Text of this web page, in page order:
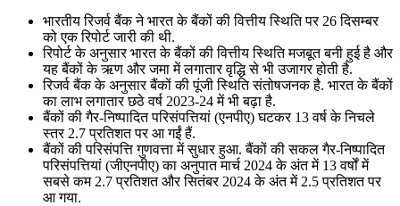
📝 डेली करेंट अफेयर्स: 19-21 जुलाई 2026
July 19, 2026
📝 डेली करेंट अफेयर्स: 16-18 जुलाई 2026
July 16, 2026
📝 डेली करेंट अफेयर्स: 13-15 जुलाई 2026
भारतीय रिजर्व बैंक ने भारत के बैंकों की वित्तीय स्थिति पर 26 दिसम्बर
को एक रिपोर्ट जारी की थी.
रिपोर्ट के अनुसार भारत के बैंकों की वित्तीय स्थिति मजबूत बनी हुई है और
यह बैंकों के ऋण और जमा में लगातार वृद्धि से भी उजागर होती है.
रिजर्व बैंक के अनुसार बैंकों की पूंजी स्थिति संतोषजनक है. भारत के बैंकों
का लाभ लगातार छठे वर्ष 2023-24 में भी बढ़ा है.
बैंकों की गैर-निष्पादित परिसंपत्तियां (एनपीए) घटकर 13 वर्ष के निचले
स्तर 2.7 प्रतिशत पर आ गईं हैं.
बैंकों की परिसंपत्ति गुणवत्ता में सुधार हुआ. बैंकों की सकल गैर-निष्पादित
परिसंपत्तियां (जीएनपीए) का अनुपात मार्च 2024 के अंत में 13 वर्षों में
सबसे कम 2.7 प्रतिशत और सितंबर 2024 के अंत में 2.5 प्रतिशत पर
आ गया.